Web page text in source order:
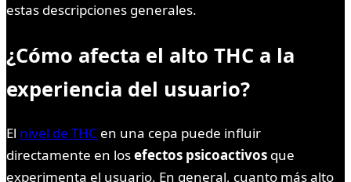
estas descripciones generales.
¿Cómo afecta el alto THC a la
experiencia del usuario?
El nivel de THC en una cepa puede influir
directamente en losefectos psicoactivos que
experimenta el usuario. En general, cuanto más alto